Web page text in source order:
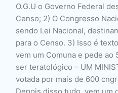
O.G.U o Governo Federal
Censo; 2) O Congresso
sendo Lei Nacional,
para o Censo. 3) Isso é
vem um Comuna e pede ao
ser teratológico – UM
votada por mais de 600
Depois disso tudo, vem um